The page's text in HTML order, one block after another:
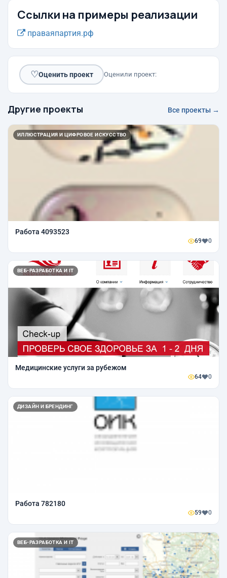
Ссылки на примеры реализации
праваяпартия.рф
♡Оценить проект Оценили проект:
Другие проекты Все проекты →
ИЛЛЮСТРАЦИЯ И ЦИФРОВОЕ ИСКУССТВО
Работа 4093523
69 0
ВЕБ-РАЗРАБОТКА И IT
Медицинские услуги за рубежом
64 0
ДИЗАЙН И БРЕНДИНГ
Работа 782180
59 0
ВЕБ-РАЗРАБОТКА И IT